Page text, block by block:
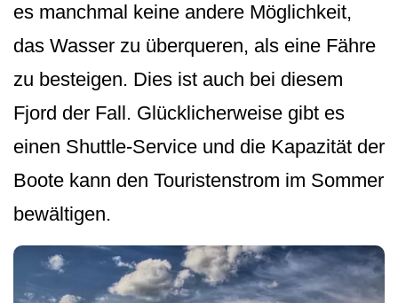
es manchmal keine andere Möglichkeit,
das Wasser zu überqueren, als eine Fähre
zu besteigen. Dies ist auch bei diesem
Fjord der Fall. Glücklicherweise gibt es
einen Shuttle-Service und die Kapazität der
Boote kann den Touristenstrom im Sommer
bewältigen.